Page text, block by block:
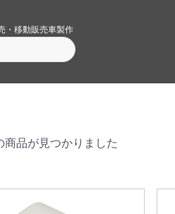
・移動販売車製作
商品が見つかりました